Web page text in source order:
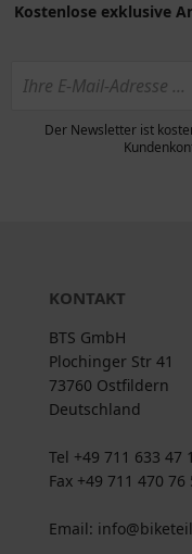
Kostenlose exklusive
Der Newsletter ist
KONTAKT
BTS GmbH
Plochinger Str 41
73760 Ostfildern
Deutschland
Tel +49 711 633 47
Fax +49 711 470 76
Email: